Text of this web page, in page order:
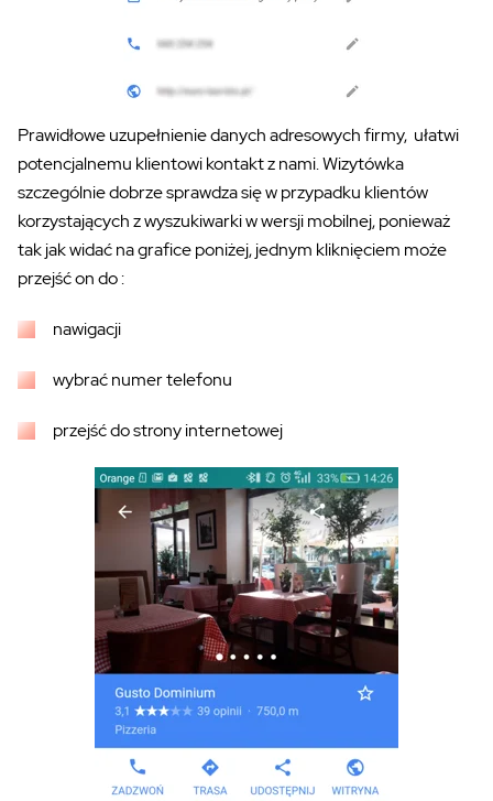
Prawidłowe uzupełnienie danych adresowych firmy, ułatwi
potencjalnemu klientowi kontakt z nami. Wizytówka
szczególnie dobrze sprawdza się w przypadku klientów
korzystających z wyszukiwarki w wersji mobilnej, ponieważ
tak jak widać na grafice poniżej, jednym kliknięciem może
przejść on do :
nawigacji
wybrać numer telefonu
przejść do strony internetowej